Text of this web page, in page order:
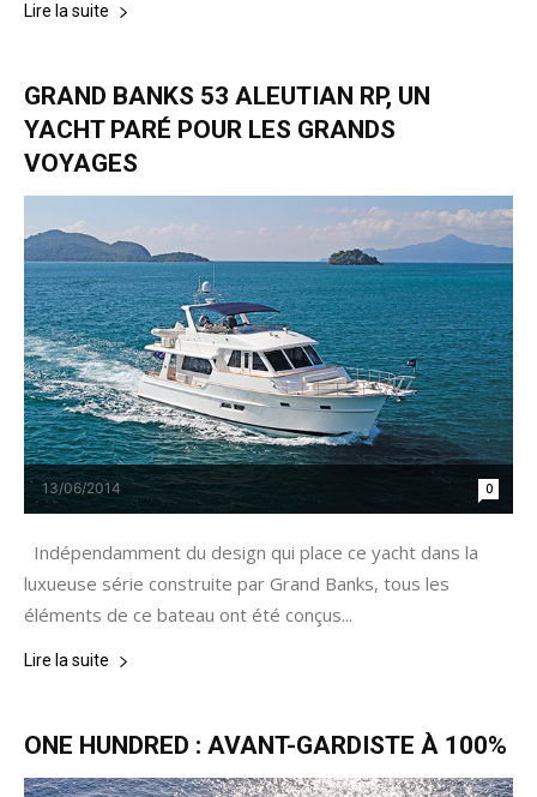
Lire la suite
GRAND BANKS 53 ALEUTIAN RP, UN
YACHT PARÉ POUR LES GRANDS
VOYAGES
13/06/2014 0
Indépendamment du design qui place ce yacht dans la
luxueuse série construite par Grand Banks, tous les
éléments de ce bateau ont été conçus...
Lire la suite
ONE HUNDRED : AVANT-GARDISTE À 100%